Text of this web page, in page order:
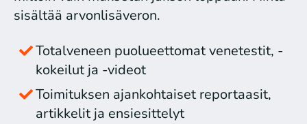
sisältää arvonlisäveron.
Totalveneen puolueettomat venetestit, -
kokeilut ja -videot
Toimituksen ajankohtaiset reportaasit,
artikkelit ja ensiesittelyt